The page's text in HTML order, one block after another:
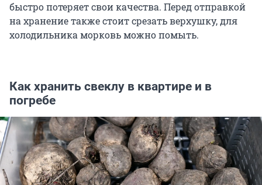
быстро потеряет свои качества. Перед отправкой
на хранение также стоит срезать верхушку, для
холодильника морковь можно помыть.
Как хранить свеклу в квартире и в
погребе